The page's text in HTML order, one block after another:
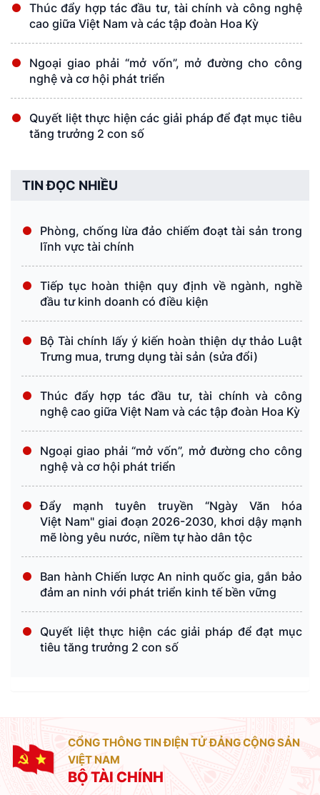
Thúc đẩy hợp tác đầu tư, tài chính và công nghệ
cao giữa Việt Nam và các tập đoàn Hoa Kỳ
Ngoại giao phải “mở vốn”, mở đường cho công
nghệ và cơ hội phát triển
Quyết liệt thực hiện các giải pháp để đạt mục tiêu
tăng trưởng 2 con số
TIN ĐỌC NHIỀU
Phòng, chống lừa đảo chiếm đoạt tài sản trong
lĩnh vực tài chính
Tiếp tục hoàn thiện quy định về ngành, nghề
đầu tư kinh doanh có điều kiện
Bộ Tài chính lấy ý kiến hoàn thiện dự thảo Luật
Trưng mua, trưng dụng tài sản (sửa đổi)
Thúc đẩy hợp tác đầu tư, tài chính và công
nghệ cao giữa Việt Nam và các tập đoàn Hoa Kỳ
Ngoại giao phải “mở vốn”, mở đường cho công
nghệ và cơ hội phát triển
Đẩy mạnh tuyên truyền “Ngày Văn hóa
Việt Nam" giai đoạn 2026-2030, khơi dậy mạnh
mẽ lòng yêu nước, niềm tự hào dân tộc
Ban hành Chiến lược An ninh quốc gia, gắn bảo
đảm an ninh với phát triển kinh tế bền vững
Quyết liệt thực hiện các giải pháp để đạt mục
tiêu tăng trưởng 2 con số
CỔNG THÔNG TIN ĐIỆN TỬ ĐẢNG CỘNG SẢN
VIỆT NAM
BỘ TÀI CHÍNH